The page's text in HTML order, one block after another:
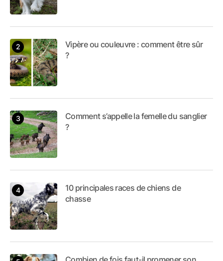
Vipère ou couleuvre : comment être sûr
?
Comment s’appelle la femelle du sanglier
?
10 principales races de chiens de
chasse